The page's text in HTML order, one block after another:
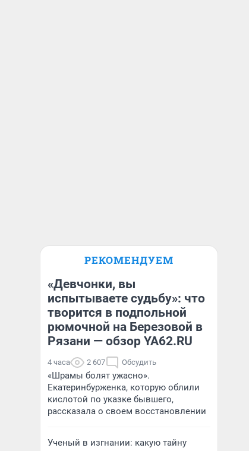
РЕКОМЕНДУЕМ
«Девчонки, вы
испытываете судьбу»: что
творится в подпольной
рюмочной на Березовой в
Рязани — обзор YA62.RU
4 часа 2 607 Обсудить
«Шрамы болят ужасно».
Екатеринбурженка, которую облили
кислотой по указке бывшего,
рассказала о своем восстановлении
Ученый в изгнании: какую тайну